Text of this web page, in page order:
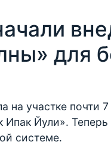
для
на участке почти
Йули».
системе.